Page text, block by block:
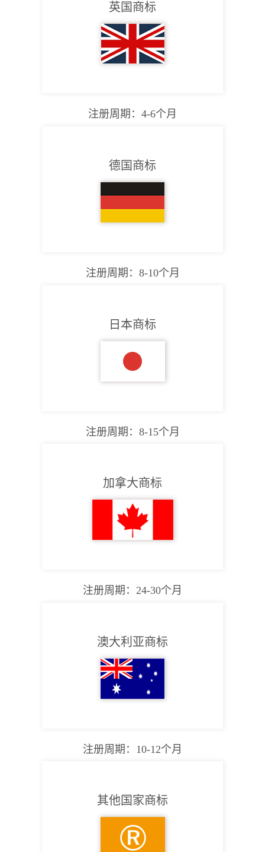
英国商标
注册周期：4-6个月
德国商标
注册周期：8-10个月
日本商标
注册周期：8-15个月
加拿大商标
注册周期：24-30个月
澳大利亚商标
注册周期：10-12个月
其他国家商标